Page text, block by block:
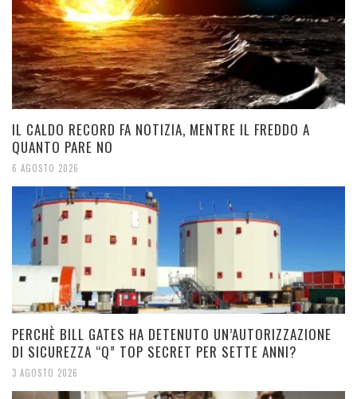
IL CALDO RECORD FA NOTIZIA, MENTRE IL FREDDO A
QUANTO PARE NO
6 AGOSTO 2026
PERCHÈ BILL GATES HA DETENUTO UN’AUTORIZZAZIONE
DI SICUREZZA “Q” TOP SECRET PER SETTE ANNI?
3 AGOSTO 2026